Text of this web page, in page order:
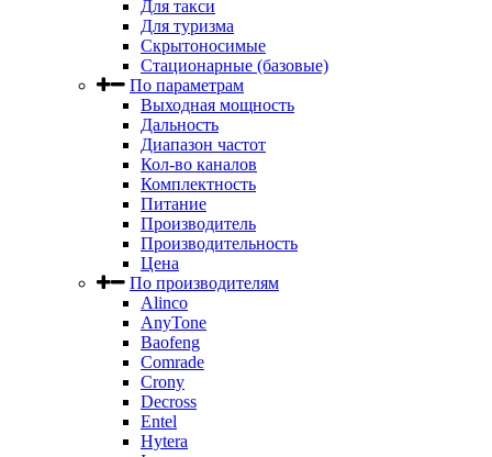
Для такси
Для туризма
Скрытоносимые
Стационарные (базовые)
По параметрам
Выходная мощность
Дальность
Диапазон частот
Кол-во каналов
Комплектность
Питание
Производитель
Производительность
Цена
По производителям
Alinco
AnyTone
Baofeng
Comrade
Crony
Decross
Entel
Hytera